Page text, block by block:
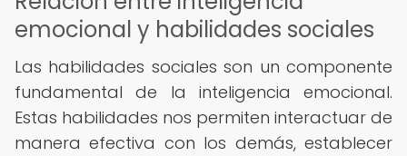
emocional y habilidades sociales
Las habilidades sociales son un componente
fundamental de la inteligencia emocional.
Estas habilidades nos permiten interactuar de
manera efectiva con los demás, establecer